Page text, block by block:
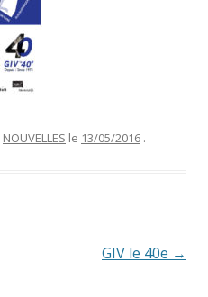
NOUVELLES le 13/05/2016 .
GIV le 40e →